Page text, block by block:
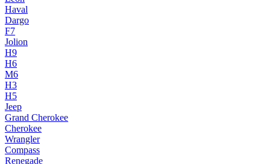
Haval
Dargo
F7
Jolion
H9
H6
M6
H3
H5
Jeep
Grand Cherokee
Cherokee
Wrangler
Compass
Renegade